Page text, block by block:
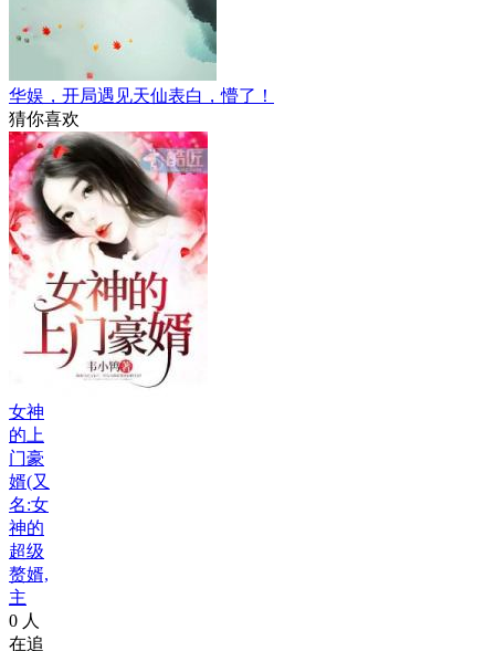
华娱，开局遇见天仙表白，懵了！
猜你喜欢
女神
的上
门豪
婿(又
名:女
神的
超级
赘婿,
主
0 人
在追